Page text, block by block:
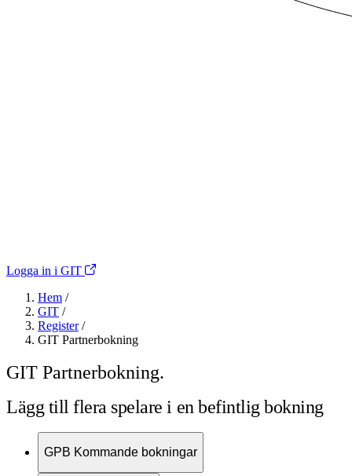
Logga in i GIT
Hem /
GIT /
Register /
GIT Partnerbokning
GIT Partnerbokning.
Lägg till flera spelare i en befintlig bokning
GPB Kommande bokningar